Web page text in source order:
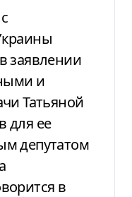
заявлении
и
Татьяной
для ее
депутатом
в